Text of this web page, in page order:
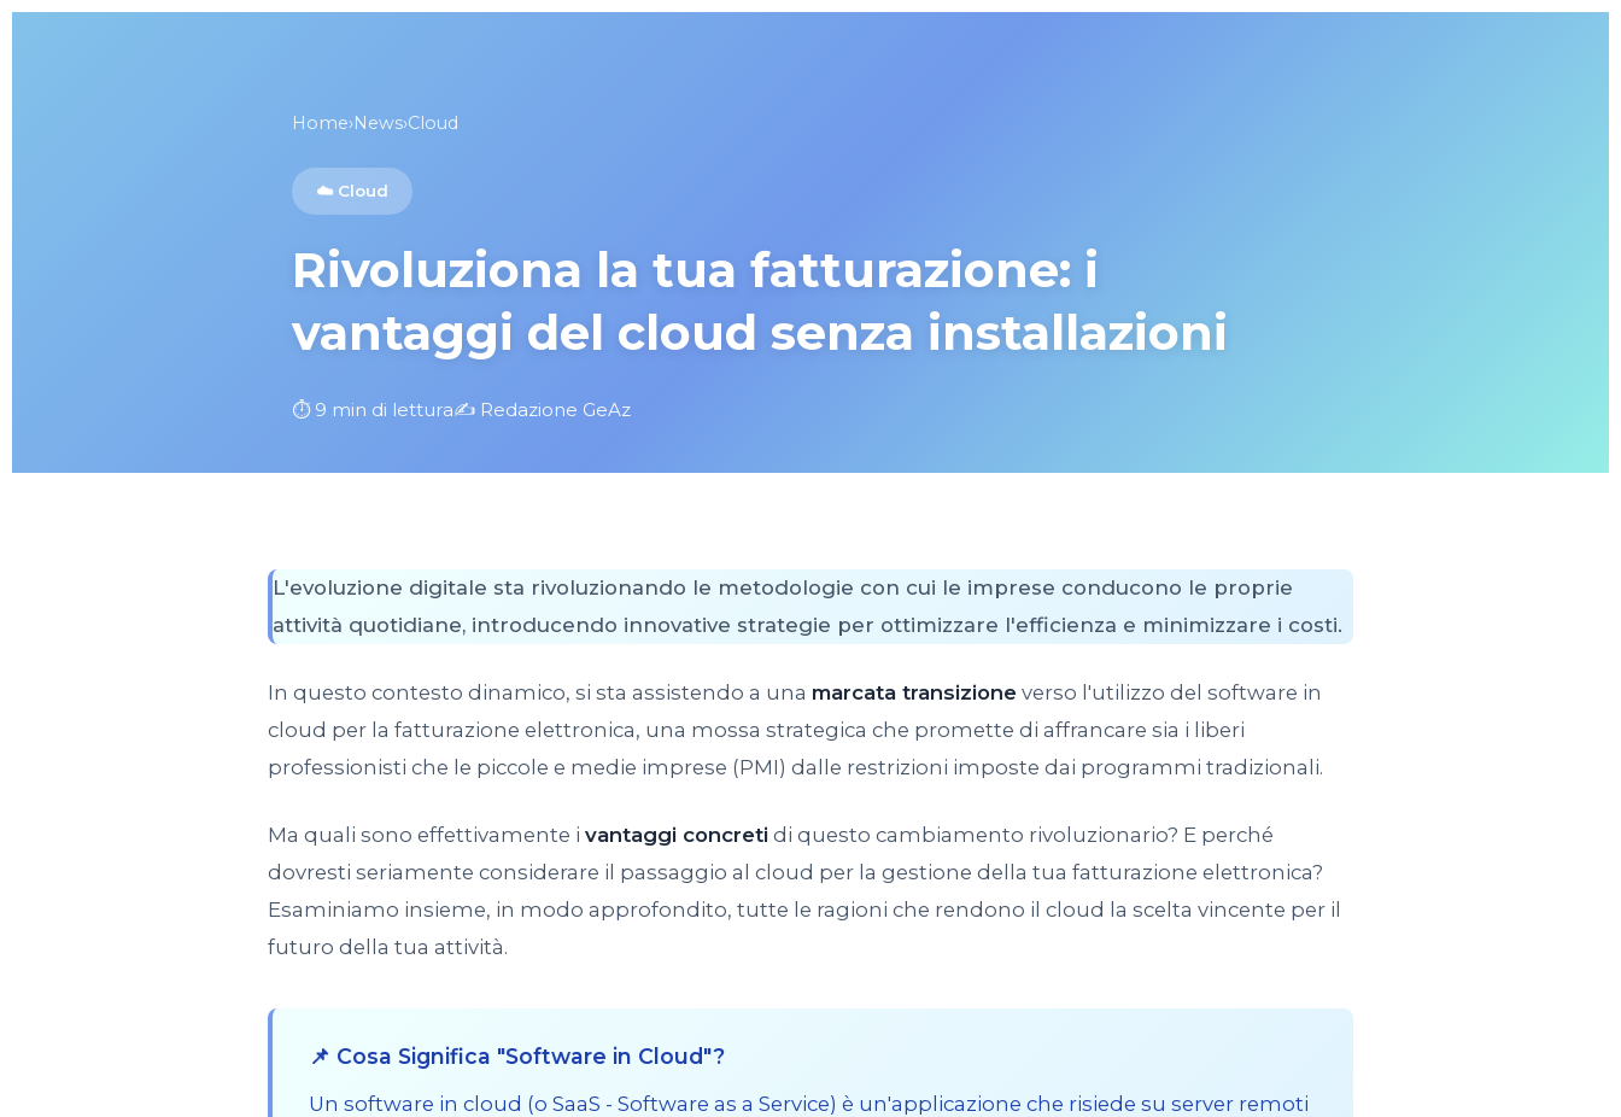
Home›News›Cloud
☁️ Cloud
Rivoluziona la tua fatturazione: i
vantaggi del cloud senza installazioni
⏱️ 9 min di lettura✍️ Redazione GeAz
L'evoluzione digitale sta rivoluzionando le metodologie con cui le imprese conducono le proprie
attività quotidiane, introducendo innovative strategie per ottimizzare l'efficienza e minimizzare i costi.
In questo contesto dinamico, si sta assistendo a una marcata transizione verso l'utilizzo del software in
cloud per la fatturazione elettronica, una mossa strategica che promette di affrancare sia i liberi
professionisti che le piccole e medie imprese (PMI) dalle restrizioni imposte dai programmi tradizionali.
Ma quali sono effettivamente i vantaggi concreti di questo cambiamento rivoluzionario? E perché
dovresti seriamente considerare il passaggio al cloud per la gestione della tua fatturazione elettronica?
Esaminiamo insieme, in modo approfondito, tutte le ragioni che rendono il cloud la scelta vincente per il
futuro della tua attività.
📌 Cosa Significa "Software in Cloud"?
Un software in cloud (o SaaS - Software as a Service) è un'applicazione che risiede su server remoti